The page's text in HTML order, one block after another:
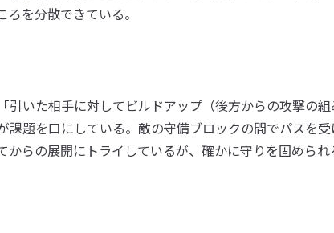
を分散できている。
いた相手に対してビルドアップ（後方からの攻撃の組
課題を口にしている。敵の守備ブロックの間でパスを
らの展開にトライしているが、確かに守りを固められ